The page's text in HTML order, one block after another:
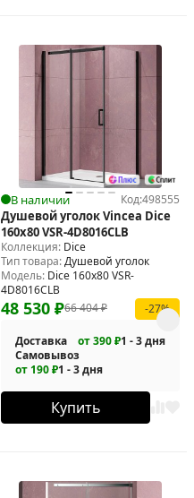
В наличии Код:498555
Душевой уголок Vincea Dice
160x80 VSR-4D8016CLB
Коллекция: Dice
Тип товара:Душевой уголок
Модель: Dice 160x80 VSR-
4D8016CLB
66 404₽
48 530 ₽ -27%
Доставка от 390 ₽1 - 3 дня
Самовывоз
от 190 ₽1 - 3 дня
Купить